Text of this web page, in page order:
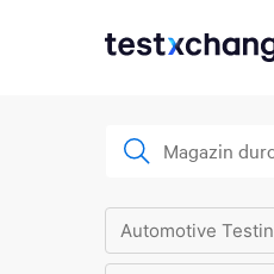
Automotive